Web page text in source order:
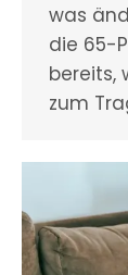
was
die 65-
bereits,
zum